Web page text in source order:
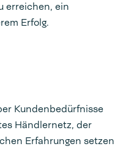
erreichen, ein
Erfolg.
Kundenbedürfnisse
Händlernetz, der
Erfahrungen setzen